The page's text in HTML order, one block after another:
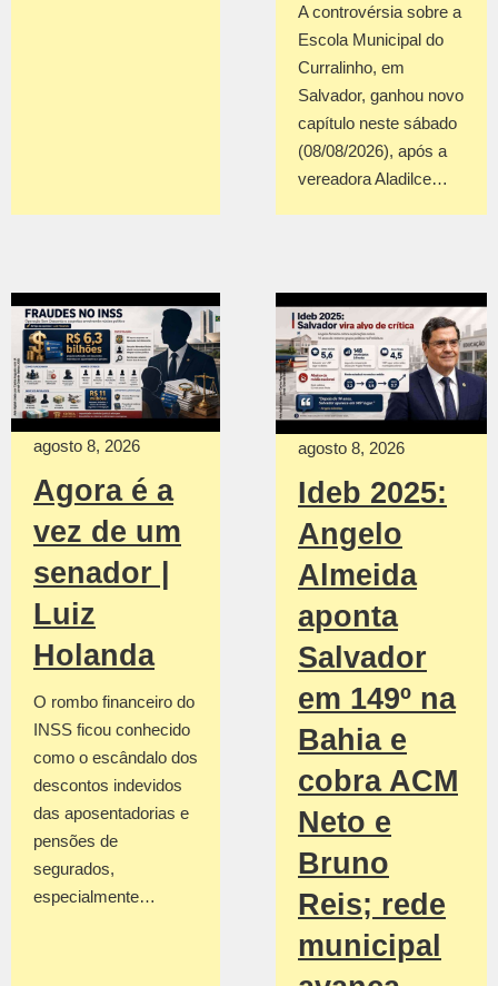
A controvérsia sobre a
Escola Municipal do
Curralinho, em
Salvador, ganhou novo
capítulo neste sábado
(08/08/2026), após a
vereadora Aladilce…
agosto 8, 2026
Agora é a
vez de um
senador |
Luiz
Holanda
O rombo financeiro do
INSS ficou conhecido
como o escândalo dos
descontos indevidos
das aposentadorias e
pensões de
segurados,
especialmente…
agosto 8, 2026
Ideb 2025:
Angelo
Almeida
aponta
Salvador
em 149º na
Bahia e
cobra ACM
Neto e
Bruno
Reis; rede
municipal